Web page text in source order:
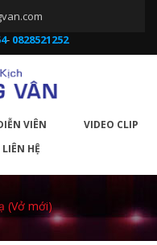
- 0828521252
VIÊN
VIDEO CLIP
LIÊN HỆ
(Vở mới)